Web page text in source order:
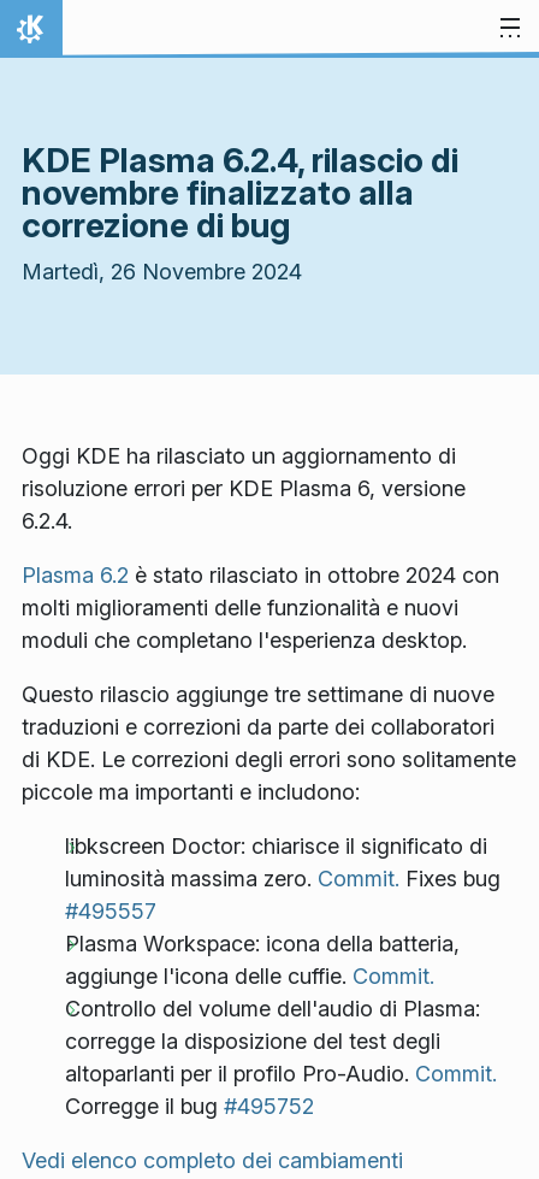
Passa al contenuto
Pagina iniziale
KDE Plasma 6.2.4, rilascio di
novembre finalizzato alla
correzione di bug
Martedì, 26 Novembre 2024
Oggi KDE ha rilasciato un aggiornamento di
risoluzione errori per KDE Plasma 6, versione
6.2.4.
Plasma 6.2 è stato rilasciato in ottobre 2024 con
molti miglioramenti delle funzionalità e nuovi
moduli che completano l'esperienza desktop.
Questo rilascio aggiunge tre settimane di nuove
traduzioni e correzioni da parte dei collaboratori
di KDE. Le correzioni degli errori sono solitamente
piccole ma importanti e includono:
libkscreen Doctor: chiarisce il significato di
luminosità massima zero. Commit. Fixes bug
#495557
Plasma Workspace: icona della batteria,
aggiunge l'icona delle cuffie. Commit.
Controllo del volume dell'audio di Plasma:
corregge la disposizione del test degli
altoparlanti per il profilo Pro-Audio. Commit.
Corregge il bug #495752
Vedi elenco completo dei cambiamenti